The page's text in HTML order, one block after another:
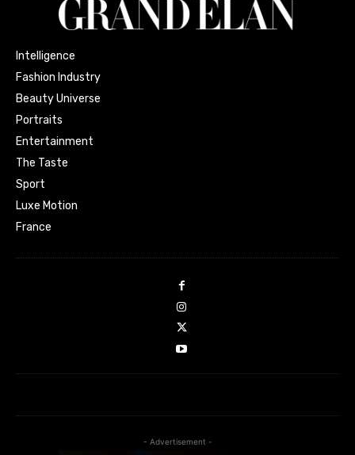
Intelligence
Fashion Industry
Beauty Universe
Portraits
Entertainment
The Taste
Sport
Luxe Motion
France
- Advertisement -